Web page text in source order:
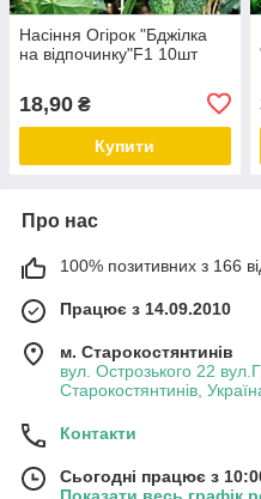
Насіння Огірок "Бджілка
на відпочинку"F1 10шт
18,90 ₴
Купити
Про нас
100% позитивних з 166
Працює з 14.09.2010
м. Старокостянтинів
вул. Острозького 22
Старокостянтинів,
Контакти
Сьогодні працює з
Показати весь графік